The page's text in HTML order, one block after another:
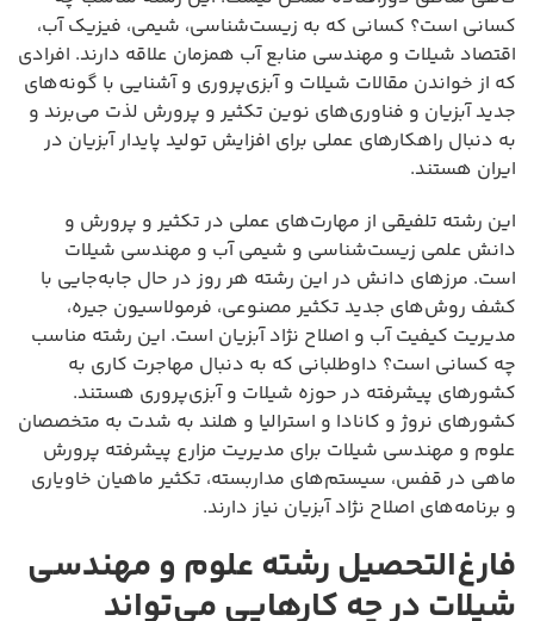
کسانی است؟ کسانی که به زیست‌شناسی، شیمی، فیزیک آب،
اقتصاد شیلات و مهندسی منابع آب همزمان علاقه دارند. افرادی
که از خواندن مقالات شیلات و آبزی‌پروری و آشنایی با گونه‌های
جدید آبزیان و فناوری‌های نوین تکثیر و پرورش لذت می‌برند و
به دنبال راهکارهای عملی برای افزایش تولید پایدار آبزیان در
ایران هستند.
این رشته تلفیقی از مهارت‌های عملی در تکثیر و پرورش و
دانش علمی زیست‌شناسی و شیمی آب و مهندسی شیلات
است. مرزهای دانش در این رشته هر روز در حال جابه‌جایی با
کشف روش‌های جدید تکثیر مصنوعی، فرمولاسیون جیره،
مدیریت کیفیت آب و اصلاح نژاد آبزیان است. این رشته مناسب
چه کسانی است؟ داوطلبانی که به دنبال مهاجرت کاری به
کشورهای پیشرفته در حوزه شیلات و آبزی‌پروری هستند.
کشورهای نروژ و کانادا و استرالیا و هلند به شدت به متخصصان
علوم و مهندسی شیلات برای مدیریت مزارع پیشرفته پرورش
ماهی در قفس، سیستم‌های مداربسته، تکثیر ماهیان خاویاری
و برنامه‌های اصلاح نژاد آبزیان نیاز دارند.
فارغ‌التحصیل رشته علوم و مهندسی
شیلات در چه کارهایی می‌تواند